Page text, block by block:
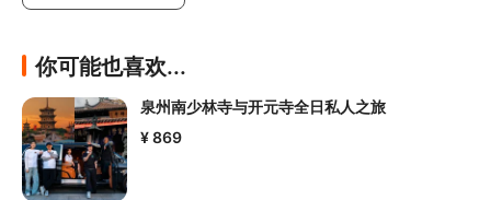
你可能也喜欢...
泉州南少林寺与开元寺全日私人之旅
¥ 869